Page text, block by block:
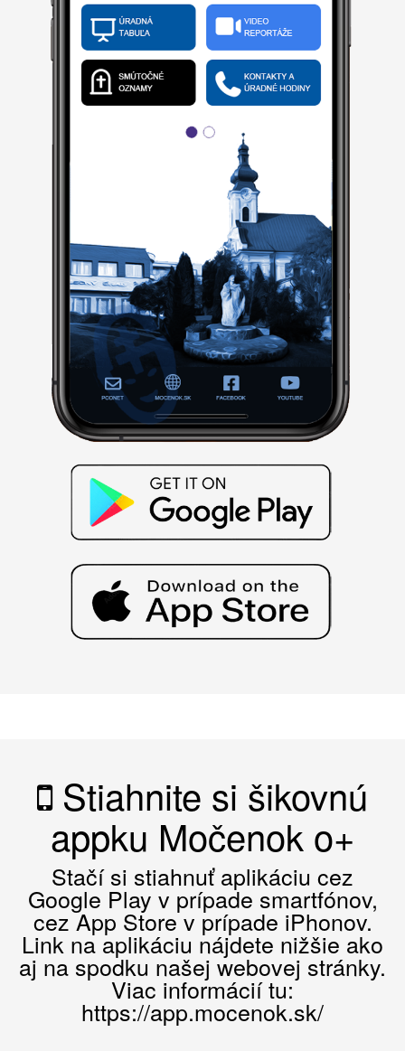
Stiahnite si šikovnú
appku Močenok o+
Stačí si stiahnuť aplikáciu cez
Google Play v prípade smartfónov,
cez App Store v prípade iPhonov.
Link na aplikáciu nájdete nižšie ako
aj na spodku našej webovej stránky.
Viac informácií tu:
https://app.mocenok.sk/